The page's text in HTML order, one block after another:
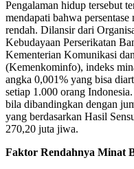
Pengalaman hidup tersebut
mendapati bahwa
rendah. Dilansir dari
Kebudayaan Perserikatan
Kementerian Komunikasi
(Kemenkominfo), indeks
angka 0,001% yang bisa
setiap 1.000 orang
bila dibandingkan dengan
yang berdasarkan Hasil
270,20 juta jiwa.
Faktor Rendahnya Minat